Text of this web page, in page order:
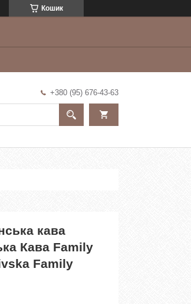
Кошик
+380 (95) 676-43-63
кава
Кава Family
Family